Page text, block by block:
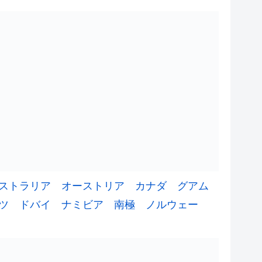
トラリア オーストリア カナダ
グアム
ドバイ ナミビア 南極
ノルウェー